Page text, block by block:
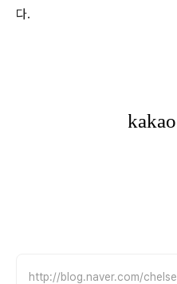
다.
http://blog.naver.com/